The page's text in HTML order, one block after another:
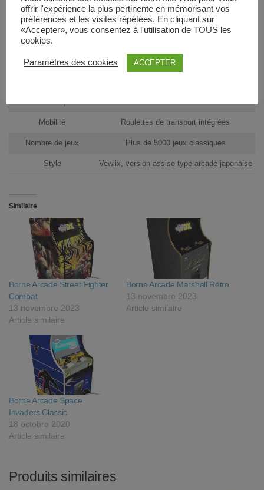
Dimensions (L × P × H) 85 × 80 × 160 cm
Poids
Commandes 2 poignées, 6 boutons par joueur
Mobilité Roulettes de transport intégrées
Nombre de jeux Plus de 5000 jeux classiques
Style Vewlix, version assise type arcade japonaise
Similaire
Borne Arcade Street Fighter
Combat
13 novembre 2023
Article similaire
Borne Arcade Marshall Rétro
13 novembre 2023
Article similaire
Borne Arcade Space
Invaders Classic
18 octobre 2020
Article similaire
Produits similaires
offrir l'expérience la plus pertinente en mémorisant vos
préférences et les visites répétées. En cliquant sur
«Accepter», vous consentez à l'utilisation de TOUS les
cookies.
Paramètres des cookies ACCEPTER